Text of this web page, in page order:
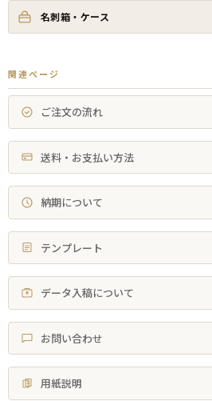
名刺箱・ケース
関連ページ
ご注文の流れ
送料・お支払い方法
納期について
テンプレート
データ入稿について
お問い合わせ
用紙説明